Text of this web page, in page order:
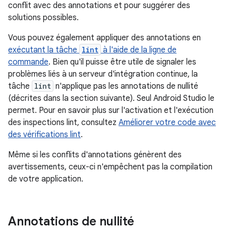
conflit avec des annotations et pour suggérer des
solutions possibles.
Vous pouvez également appliquer des annotations en
exécutant la tâche lint à l'aide de la ligne de
commande. Bien qu'il puisse être utile de signaler les
problèmes liés à un serveur d'intégration continue, la
tâche lint n'applique pas les annotations de nullité
(décrites dans la section suivante). Seul Android Studio le
permet. Pour en savoir plus sur l'activation et l'exécution
des inspections lint, consultez Améliorer votre code avec
des vérifications lint.
Même si les conflits d'annotations génèrent des
avertissements, ceux-ci n'empêchent pas la compilation
de votre application.
Annotations de nullité